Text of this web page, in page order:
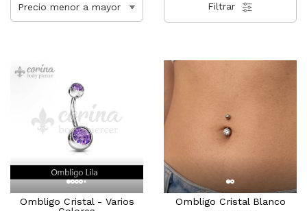
Filtrar
Ombligo Cristal - Varios
Ombligo Cristal Blanco